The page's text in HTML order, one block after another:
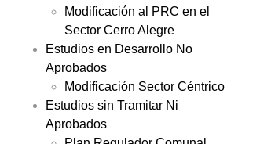
Modificación al PRC en el
Sector Cerro Alegre
Estudios en Desarrollo No
Aprobados
Modificación Sector Céntrico
Estudios sin Tramitar Ni
Aprobados